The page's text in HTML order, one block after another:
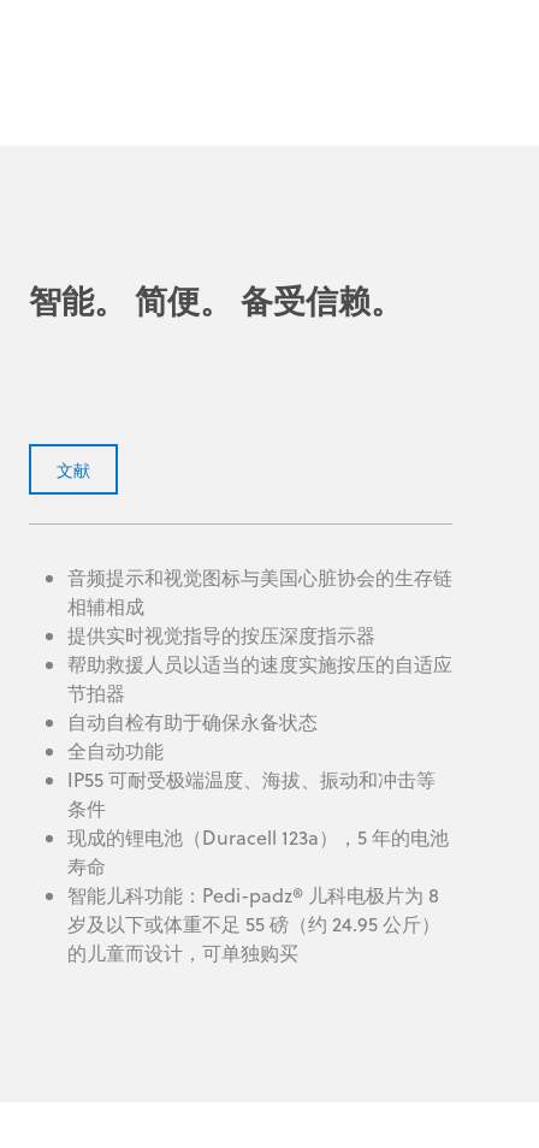
智能。 简便。 备受信赖。
文献
音频提示和视觉图标与美国心脏协会的生存链
相辅相成
提供实时视觉指导的按压深度指示器
帮助救援人员以适当的速度实施按压的自适应
节拍器
自动自检有助于确保永备状态
全自动功能
IP55 可耐受极端温度、海拔、振动和冲击等
条件
现成的锂电池（Duracell 123a），5 年的电池
寿命
智能儿科功能：Pedi-padz® 儿科电极片为 8
岁及以下或体重不足 55 磅（约 24.95 公斤）
的儿童而设计，可单独购买